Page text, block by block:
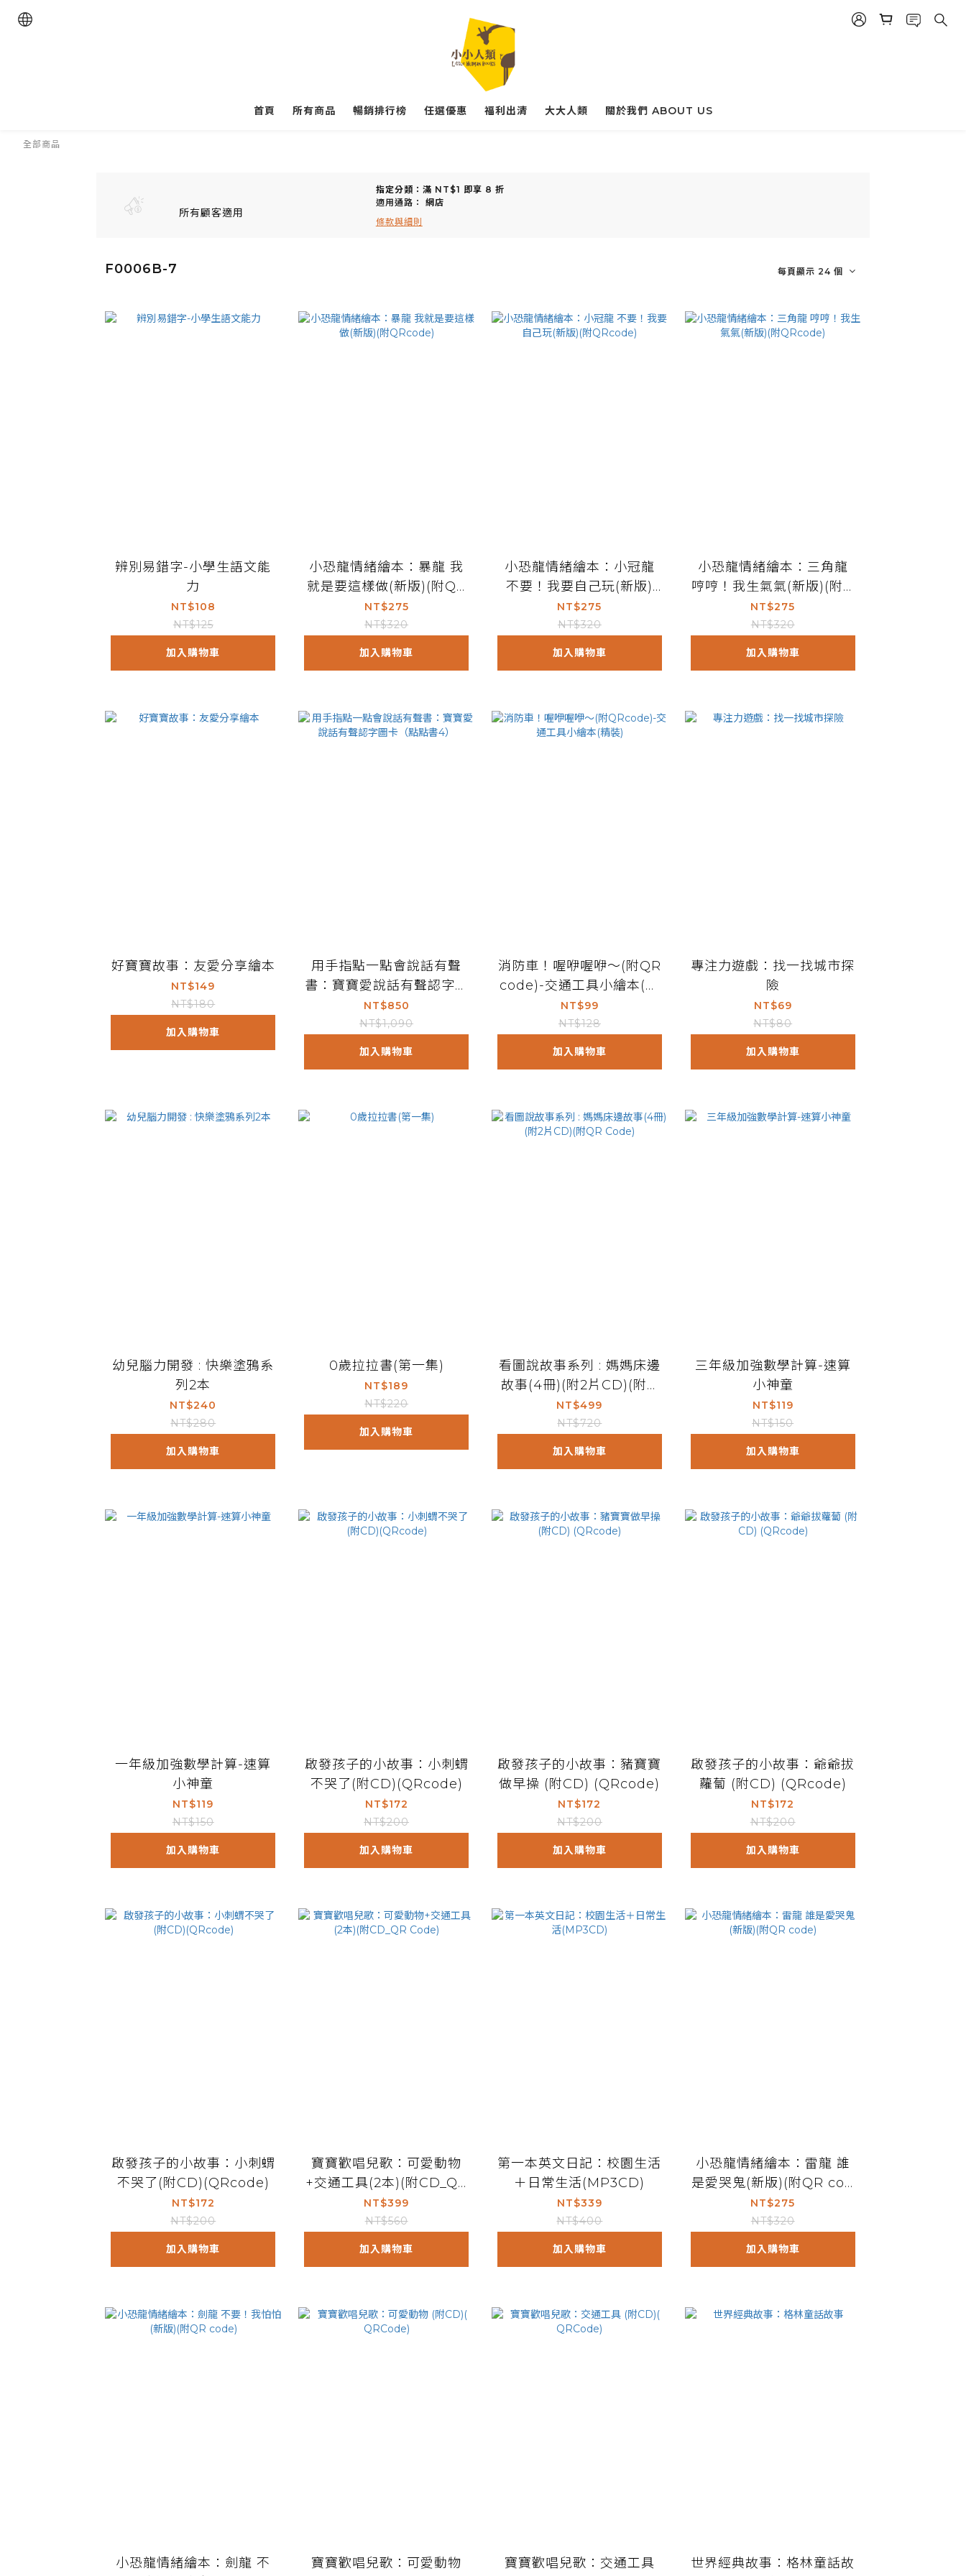
首頁 所有商品 暢銷排行榜 任選優惠 福利出清 大大人類 關於我們 ABOUT US
全部商品
所有顧客適用
指定分類：滿 NT$1 即享 8 折
適用通路： 網店
條款與細則
F0006B-7 每頁顯示 24 個
辨別易錯字-小學生語文能
力
NT$108
NT$125
加入購物車
小恐龍情緒繪本：暴龍 我
就是要這樣做(新版)(附QR
code)
NT$275
NT$320
加入購物車
小恐龍情緒繪本：小冠龍
不要！我要自己玩(新版)
(附QRcode)
NT$275
NT$320
加入購物車
小恐龍情緒繪本：三角龍
哼哼！我生氣氣(新版)(附Q
Rcode)
NT$275
NT$320
加入購物車
好寶寶故事：友愛分享繪本
NT$149
NT$180
加入購物車
用手指點一點會說話有聲
書：寶寶愛說話有聲認字圖
卡（點點書4）
NT$850
NT$1,090
加入購物車
消防車！喔咿喔咿～(附QR
code)-交通工具小繪本(精
裝)
NT$99
NT$128
加入購物車
專注力遊戲：找一找城市探
險
NT$69
NT$80
加入購物車
幼兒腦力開發 : 快樂塗鴉系
列2本
NT$240
NT$280
加入購物車
0歲拉拉書(第一集)
NT$189
NT$220
加入購物車
看圖說故事系列 : 媽媽床邊
故事(4冊)(附2片CD)(附Q
R Code)
NT$499
NT$720
加入購物車
三年級加強數學計算-速算
小神童
NT$119
NT$150
加入購物車
一年級加強數學計算-速算
小神童
NT$119
NT$150
加入購物車
啟發孩子的小故事：小刺蝟
不哭了(附CD)(QRcode)
NT$172
NT$200
加入購物車
啟發孩子的小故事：豬寶寶
做早操 (附CD) (QRcode)
NT$172
NT$200
加入購物車
啟發孩子的小故事：爺爺拔
蘿蔔 (附CD) (QRcode)
NT$172
NT$200
加入購物車
啟發孩子的小故事：小刺蝟
不哭了(附CD)(QRcode)
NT$172
NT$200
加入購物車
寶寶歡唱兒歌：可愛動物
+交通工具(2本)(附CD_QR
Code)
NT$399
NT$560
加入購物車
第一本英文日記：校園生活
＋日常生活(MP3CD)
NT$339
NT$400
加入購物車
小恐龍情緒繪本：雷龍 誰
是愛哭鬼(新版)(附QR cod
e)
NT$275
NT$320
加入購物車
小恐龍情緒繪本：劍龍 不
寶寶歡唱兒歌：可愛動物
寶寶歡唱兒歌：交通工具
世界經典故事：格林童話故